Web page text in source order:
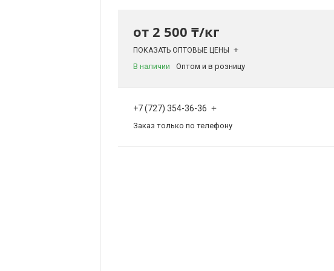
от 2 500 ₸/кг
ПОКАЗАТЬ ОПТОВЫЕ ЦЕНЫ
В наличии Оптом и в розницу
+7 (727) 354-36-36
Заказ только по телефону